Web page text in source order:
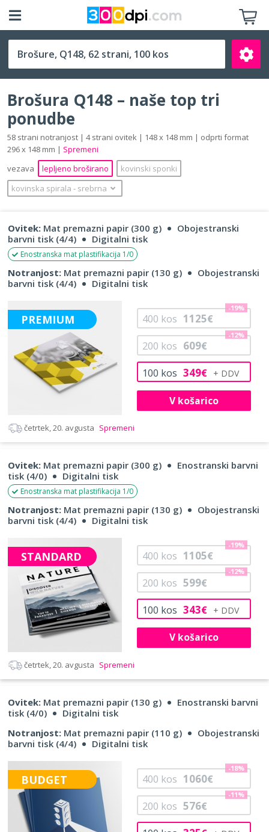
Q148 (148 x 148 mm)
Išči
Brošura Q148 – naše top tri
ponudbe
58 strani notranjost | 4 strani ovitek | 148 x 148 mm | odprti format
296 x 148 mm | Spremeni
vezava
lepljeno broširano
kovinski sponki
kovinska spirala ‐ srebrna
Ovitek: Mat premazni papir (300 g)
Obojestranski
barvni tisk (4/4)
Digitalni tisk
Enostranska mat plastifikacija 1/0
Notranjost: Mat premazni papir (130 g)
Obojestranski
barvni tisk (4/4)
Digitalni tisk
PREMIUM
100 kos 349€
200 kos 609€
-12%
400 kos 1125€
-19%
V košarico
četrtek, 20. avgusta Spremeni
Ovitek: Mat premazni papir (300 g)
Enostranski barvni
tisk (4/0)
Digitalni tisk
Enostranska mat plastifikacija 1/0
Notranjost: Mat premazni papir (130 g)
Obojestranski
barvni tisk (4/4)
Digitalni tisk
STANDARD
100 kos 343€
200 kos 599€
-12%
400 kos 1105€
-19%
V košarico
četrtek, 20. avgusta Spremeni
Ovitek: Mat premazni papir (130 g)
Enostranski barvni
tisk (4/0)
Digitalni tisk
Notranjost: Mat premazni papir (110 g)
Obojestranski
barvni tisk (4/4)
Digitalni tisk
BUDGET
200 kos 576€
-11%
400 kos 1060€
-18%